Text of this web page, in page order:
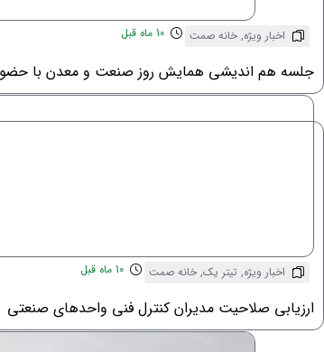
اخبار ویژه, خانه صمت 10 ماه قبل
جلسه هم اندیشی همایش روز صنعت و معدن با
اخبار ویژه, تیتر یک, خانه صمت 10 ماه قبل
ارزیابی صلاحیت مدیران کنترل فنی واحدهای صنعتی